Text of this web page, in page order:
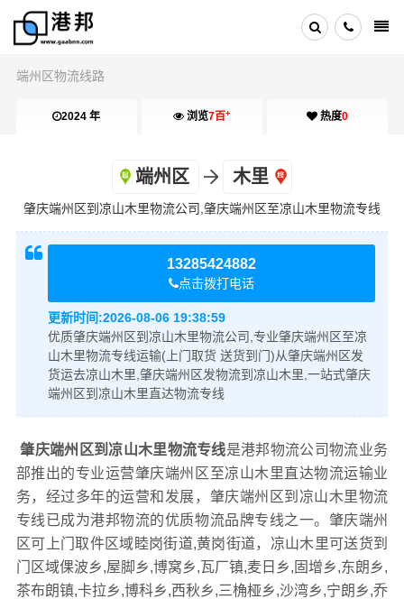
端州区物流线路
2024 年 浏览7百+ 热度0
端州区 木里
肇庆端州区到凉山木里物流公司,肇庆端州区至凉山木里物流专线
13285424882
点击拨打电话
更新时间:2026-08-06 19:38:59
优质肇庆端州区到凉山木里物流公司,专业肇庆端州区至凉
山木里物流专线运输(上门取货 送货到门)从肇庆端州区发
货运去凉山木里,肇庆端州区发物流到凉山木里,一站式肇庆
端州区到凉山木里直达物流专线
肇庆端州区到凉山木里物流专线是港邦物流公司物流业务
部推出的专业运营肇庆端州区至凉山木里直达物流运输业
务，经过多年的运营和发展，肇庆端州区到凉山木里物流
专线已成为港邦物流的优质物流品牌专线之一。肇庆端州
区可上门取件区域睦岗街道,黄岗街道，凉山木里可送货到
门区域倮波乡,屋脚乡,博窝乡,瓦厂镇,麦日乡,固增乡,东朗乡,
茶布朗镇,卡拉乡,博科乡,西秋乡,三桷桠乡,沙湾乡,宁朗乡,乔